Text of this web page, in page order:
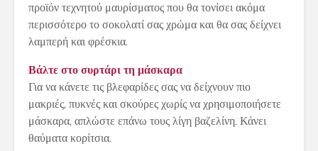
προϊόν τεχνητού μαυρίσματος που θα τονίσει ακόμα
περισσότερο το σοκολατί σας χρώμα και θα σας δείχνει
λαμπερή και φρέσκια.
Βάλτε στο συρτάρι τη μάσκαρα
Για να κάνετε τις βλεφαρίδες σας να δείχνουν πιο
μακριές, πυκνές και σκούρες χωρίς να χρησιμοποιήσετε
μάσκαρα, απλώστε επάνω τους λίγη βαζελίνη. Κάνει
θαύματα κορίτσια.